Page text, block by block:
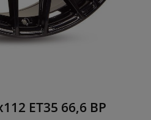
ET35 66,6 BP